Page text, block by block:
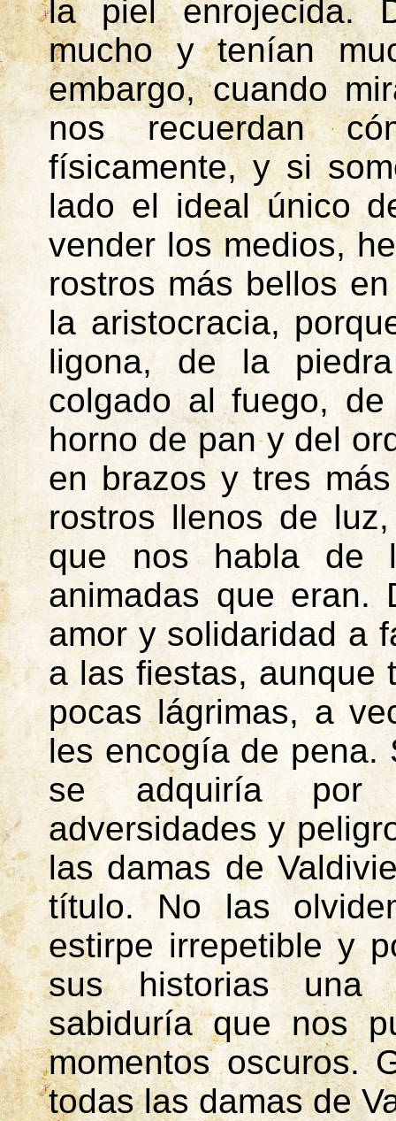
la piel enrojecida.
mucho y tenían
embargo, cuando
nos recuerdan
físicamente, y si
lado el ideal único
vender los medios,
rostros más bellos
la aristocracia,
ligona, de la
colgado al fuego,
horno de pan y del
en brazos y tres
rostros llenos de
que nos habla de
animadas que eran.
amor y solidaridad a
a las fiestas, aunque
pocas lágrimas, a
les encogía de pena.
se adquiría por
adversidades y
las damas de
título. No las
estirpe irrepetible y
sus historias una
sabiduría que nos
momentos oscuros.
todas las damas de